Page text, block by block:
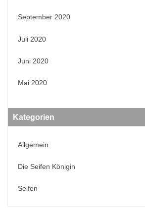
September 2020
Juli 2020
Juni 2020
Mai 2020
Kategorien
Allgemein
Die Seifen Königin
Seifen